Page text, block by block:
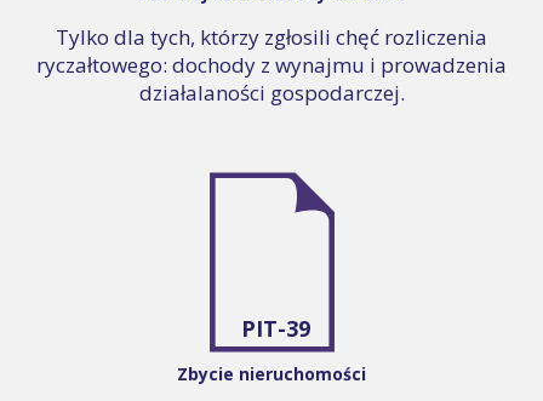
Tylko dla tych, którzy zgłosili chęć rozliczenia
ryczałtowego: dochody z wynajmu i prowadzenia
działalaności gospodarczej.
PIT-39
Zbycie nieruchomości